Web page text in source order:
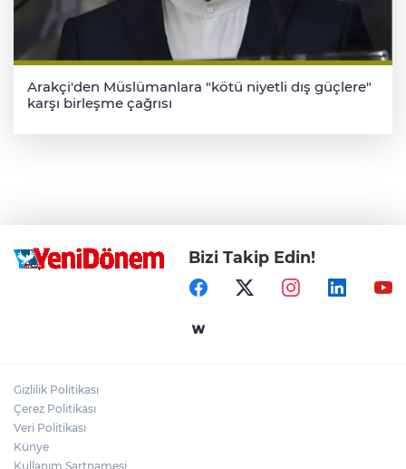
Arakçi'den Müslümanlara "kötü niyetli dış güçlere"
karşı birleşme çağrısı
Bizi Takip Edin!
Gizlilik Politikası
Çerez Politikası
Veri Politikası
Künye
Kullanım Şartnamesi